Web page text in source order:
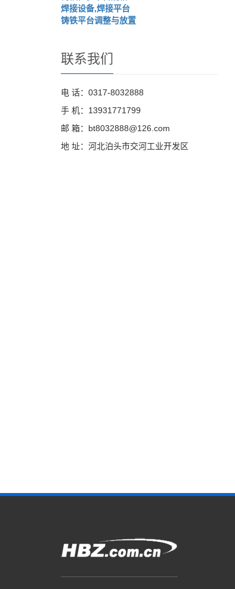
焊接设备,焊接平台
铸铁平台调整与放置
联系我们
电 话：0317-8032888
手 机：13931771799
邮 箱：bt8032888@126.com
地 址：河北泊头市交河工业开发区